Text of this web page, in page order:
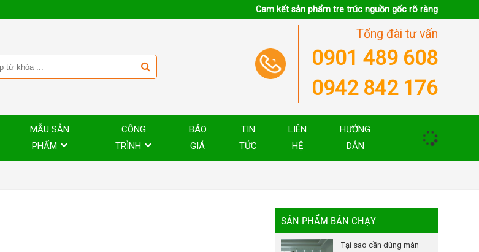
Cam kết sản phẩm tre trúc nguồn gốc rõ ràng
Tổng đài tư vấn
0901 489 608
0942 842 176
MẪU SẢN
PHẨM
CÔNG
TRÌNH
BÁO
GIÁ
TIN
TỨC
LIÊN
HỆ
HƯỚNG
DẪN
SẢN PHẨM BÁN CHẠY
Tại sao cần dùng màn